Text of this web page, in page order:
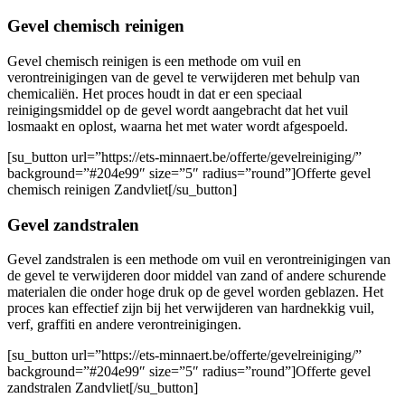
Gevel chemisch reinigen
Gevel chemisch reinigen is een methode om vuil en
verontreinigingen van de gevel te verwijderen met behulp van
chemicaliën. Het proces houdt in dat er een speciaal
reinigingsmiddel op de gevel wordt aangebracht dat het vuil
losmaakt en oplost, waarna het met water wordt afgespoeld.
[su_button url=”https://ets-minnaert.be/offerte/gevelreiniging/”
background=”#204e99″ size=”5″ radius=”round”]Offerte gevel
chemisch reinigen Zandvliet[/su_button]
Gevel zandstralen
Gevel zandstralen is een methode om vuil en verontreinigingen van
de gevel te verwijderen door middel van zand of andere schurende
materialen die onder hoge druk op de gevel worden geblazen. Het
proces kan effectief zijn bij het verwijderen van hardnekkig vuil,
verf, graffiti en andere verontreinigingen.
[su_button url=”https://ets-minnaert.be/offerte/gevelreiniging/”
background=”#204e99″ size=”5″ radius=”round”]Offerte gevel
zandstralen Zandvliet[/su_button]